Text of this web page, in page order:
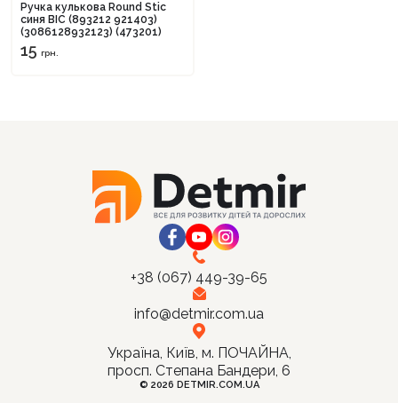
Ручка кулькова Round Stic
синя BIC (893212 921403)
(3086128932123) (473201)
15 грн.
+38 (067) 449-39-65
info@detmir.com.ua
Україна, Київ, м. ПОЧАЙНА,
просп. Степана Бандери, 6
© 2026 DETMIR.COM.UA